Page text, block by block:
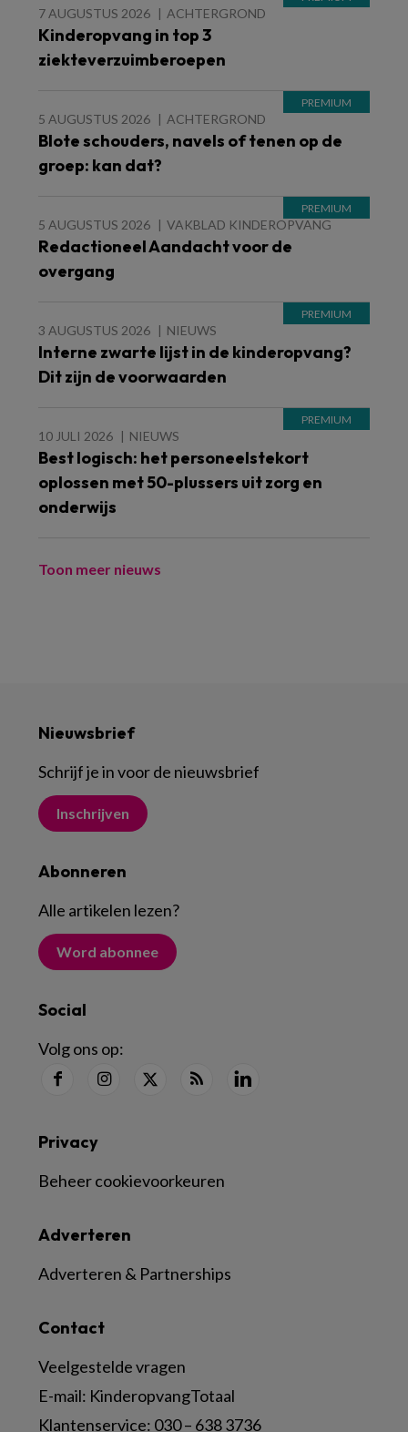
7 AUGUSTUS 2026 ACHTERGROND
Kinderopvang in top 3
ziekteverzuimberoepen
5 AUGUSTUS 2026 ACHTERGROND
Blote schouders, navels of tenen op de
groep: kan dat?
5 AUGUSTUS 2026 VAKBLAD KINDEROPVANG
Redactioneel Aandacht voor de
overgang
3 AUGUSTUS 2026 NIEUWS
Interne zwarte lijst in de kinderopvang?
Dit zijn de voorwaarden
10 JULI 2026 NIEUWS
Best logisch: het personeelstekort
oplossen met 50-plussers uit zorg en
onderwijs
Toon meer nieuws
Nieuwsbrief
Schrijf je in voor de nieuwsbrief
Inschrijven
Abonneren
Alle artikelen lezen?
Word abonnee
Social
Volg ons op:
Contact
Veelgestelde vragen
E-mail: KinderopvangTotaal
Klantenservice: 030 – 638 3736
Adverteren
Adverteren & Partnerships
Privacy
Beheer cookievoorkeuren